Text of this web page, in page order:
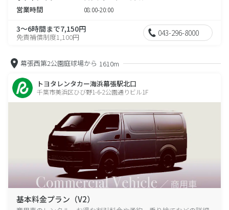
営業時間 08:00-20:00
3～6時間まで7,150円
免責補償制度1,100円 043-296-8000
幕張西第2公園庭球場から 1610m
トヨタレンタカー海浜幕張駅北口
千葉市美浜区ひび野1-6-2公園通りビル1F
基本料金プラン（V2）